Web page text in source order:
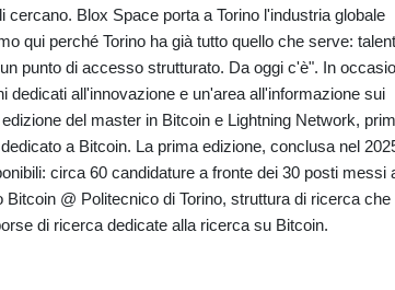
Blox Space porta a Torino l'industria globale
qui perché Torino ha già tutto quello che serve:
punto di accesso strutturato. Da oggi c'è". In
dedicati all'innovazione e un'area all'informazione sui
del master in Bitcoin e Lightning Network,
a Bitcoin. La prima edizione, conclusa nel
circa 60 candidature a fronte dei 30 posti messi
@ Politecnico di Torino, struttura di ricerca che
di ricerca dedicate alla ricerca su Bitcoin.